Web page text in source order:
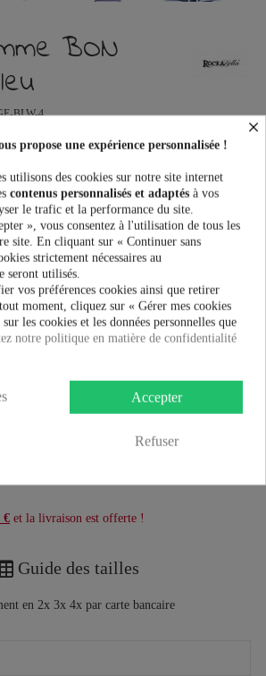
BON
BLW-4
BON VOYAGE DRESS au meilleur prix.
Punk, Lolita, Kawaii et bien plus encore...
AU PANIER
€ et la livraison est offerte !
Guide des tailles
×
propose une expérience personnalisée !
utilisons des cookies sur notre site internet
contenus personnalisés et adaptés à vos
le trafic et la performance du site.
», vous consentez à l'utilisation de tous les
site. En cliquant sur « Continuer sans
strictement nécessaires au
seront utilisés.
vos préférences cookies ainsi que retirer
moment, cliquez sur « Gérer mes cookies
les cookies et les données personnelles que
notre politique en matière de confidentialité
Accepter
Refuser